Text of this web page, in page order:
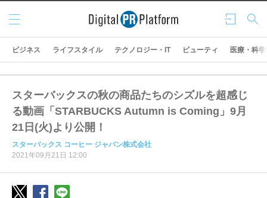
ログ
イン
検索
メニ
ュー
ビジネス ライフスタイル テクノロジー・IT ビューティ 医療・科学
スターバックスの秋の商品たちのシズルを超感じ
る動画「STARBUCKS Autumn is Coming」9月
21日(火)より公開！
スターバックス コーヒー ジャパン株式会社
2021年09月21日 12:00